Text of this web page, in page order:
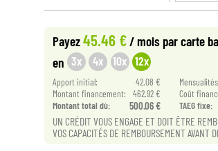
Payez45.46 €/ mois par carte
en 3x 4x 10x 12x
Apport initial: 42.08 €
Montant financement:
462.92 € Coût
Montant total dù:
500.06 € TAEG fixe:
UN CRÉDIT VOUS ENGAGE ET DOIT ÊTRE
VOS CAPACITÉS DE REMBOURSEMENT AVANT